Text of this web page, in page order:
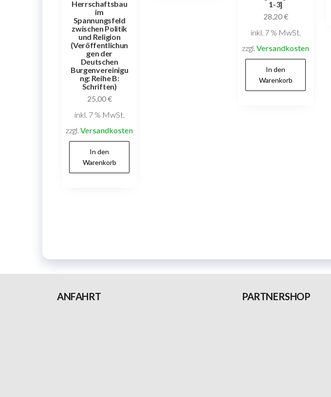
Herrschaftsbau
im
Spannungsfeld
zwischen Politik
und Religion
(Veröffentlichun
gen der
Deutschen
Burgenvereinigu
ng: Reihe B:
Schriften)
25,00€
inkl. 7 % MwSt.
zzgl.Versandkosten
In den
Warenkorb
1-3]
28,20€
inkl. 7 % MwSt.
zzgl.Versandkosten
In den
Warenkorb
ANFAHRT PARTNERSHOP